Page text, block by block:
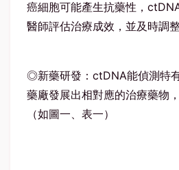
癌細胞可能產生抗藥性，
醫師評估治療成效，並及時調整
◎新藥研發：ctDNA能偵測特
藥廠發展出相對應的治療藥物
（如圖一、表一）